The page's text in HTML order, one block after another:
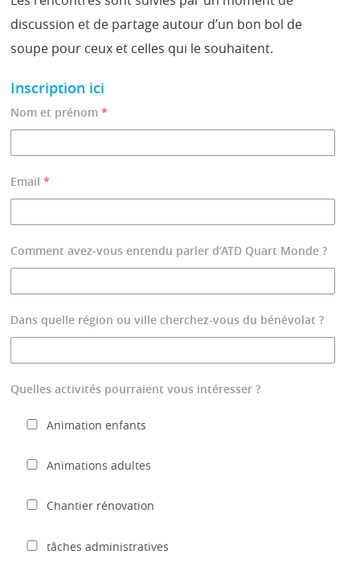
discussion et de partage autour d’un bon bol de
soupe pour ceux et celles qui le souhaitent.
Inscription ici
Nom et prénom *
Email *
Comment avez-vous entendu parler d’ATD Quart Monde ?
Dans quelle région ou ville cherchez-vous du bénévolat ?
Quelles activités pourraient vous intéresser ?
Animation enfants
Animations adultes
Chantier rénovation
tâches administratives